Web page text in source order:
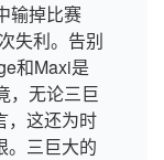
输掉比赛
失利。告别
和Maxi是
，无论三巨
，这还为时
。三巨大的